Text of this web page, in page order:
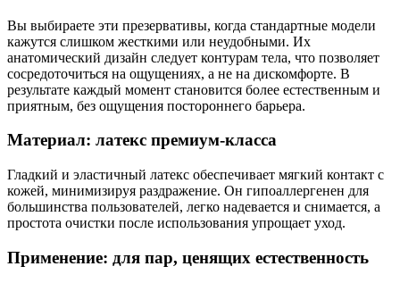
Вы выбираете эти презервативы, когда стандартные модели
кажутся слишком жесткими или неудобными. Их
анатомический дизайн следует контурам тела, что позволяет
сосредоточиться на ощущениях, а не на дискомфорте. В
результате каждый момент становится более естественным и
приятным, без ощущения постороннего барьера.
Материал: латекс премиум-класса
Гладкий и эластичный латекс обеспечивает мягкий контакт с
кожей, минимизируя раздражение. Он гипоаллергенен для
большинства пользователей, легко надевается и снимается, а
простота очистки после использования упрощает уход.
Применение: для пар, ценящих естественность